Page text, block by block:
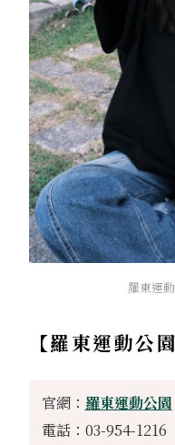
羅東運
【羅東運動公
官網： 羅東運動公園
電話：03-954-1216